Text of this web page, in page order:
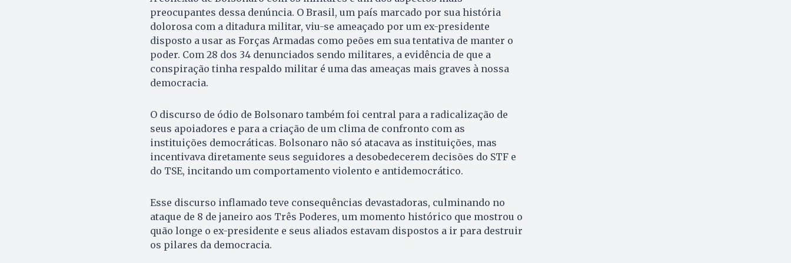
preocupantes dessa denúncia. O Brasil, um país marcado por sua história
dolorosa com a ditadura militar, viu-se ameaçado por um ex-presidente
disposto a usar as Forças Armadas como peões em sua tentativa de manter o
poder. Com 28 dos 34 denunciados sendo militares, a evidência de que a
conspiração tinha respaldo militar é uma das ameaças mais graves à nossa
democracia.
O discurso de ódio de Bolsonaro também foi central para a radicalização de
seus apoiadores e para a criação de um clima de confronto com as
instituições democráticas. Bolsonaro não só atacava as instituições, mas
incentivava diretamente seus seguidores a desobedecerem decisões do STF e
do TSE, incitando um comportamento violento e antidemocrático.
Esse discurso inflamado teve consequências devastadoras, culminando no
ataque de 8 de janeiro aos Três Poderes, um momento histórico que mostrou o
quão longe o ex-presidente e seus aliados estavam dispostos a ir para destruir
os pilares da democracia.